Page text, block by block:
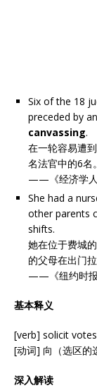
Six of the 18
preceded by
canvassing.
在一轮容易遭
名法官中的6名。
——《经济学人
She had a
other parents
shifts.
她在位于费城
的父母在出门
——《纽约时报
基本释义
[verb] solicit
[动词] 向（选区的
深入解读